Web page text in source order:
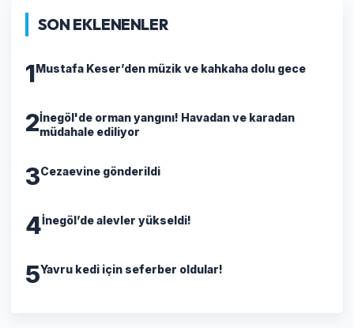
SON EKLENENLER
1Mustafa Keser’den müzik ve kahkaha dolu gece
2İnegöl'de orman yangını! Havadan ve karadan
müdahale ediliyor
3Cezaevine gönderildi
4İnegöl’de alevler yükseldi!
5Yavru kedi için seferber oldular!